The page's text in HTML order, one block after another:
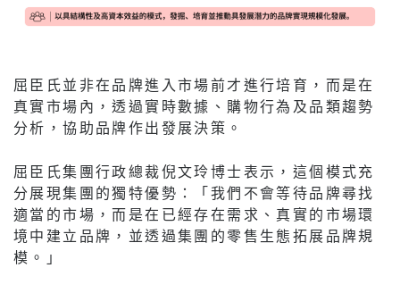
屈臣氏並非在品牌進入市場前才進行培育，而是在
真實市場內，透過實時數據、購物行為及品類趨勢
分析，協助品牌作出發展決策。
屈臣氏集團行政總裁倪文玲博士表示，這個模式充
分展現集團的獨特優勢：「我們不會等待品牌尋找
適當的市場，而是在已經存在需求、真實的市場環
境中建立品牌，並透過集團的零售生態拓展品牌規
模。」